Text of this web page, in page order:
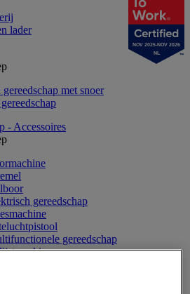
lader
met snoer
- Accessoires
gereedschap
gereedschap
NOV 2025-NOV 2026
NL